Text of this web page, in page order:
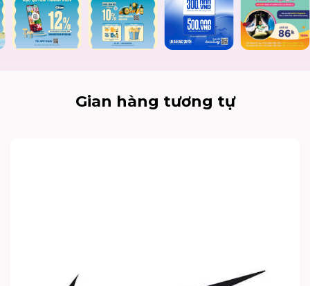
Gian hàng tương tự